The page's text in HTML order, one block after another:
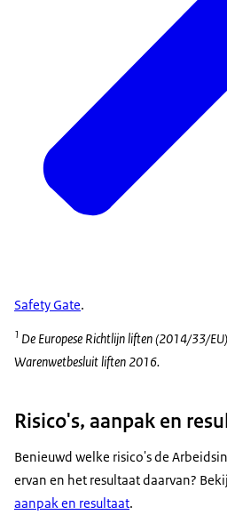
Safety Gate.
1 De Europese Richtlijn liften (2014/33/
Warenwetbesluit liften 2016.
Risico's, aanpak en
Benieuwd welke risico's de
ervan en het resultaat daarvan?
aanpak en resultaat.